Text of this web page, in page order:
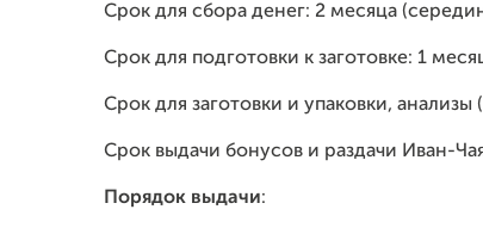
Срок для сбора денег: 2 месяца
Срок для подготовки к заготовке: 1
Срок для заготовки и упаковки,
Срок выдачи бонусов и раздачи Иван-
Порядок выдачи: